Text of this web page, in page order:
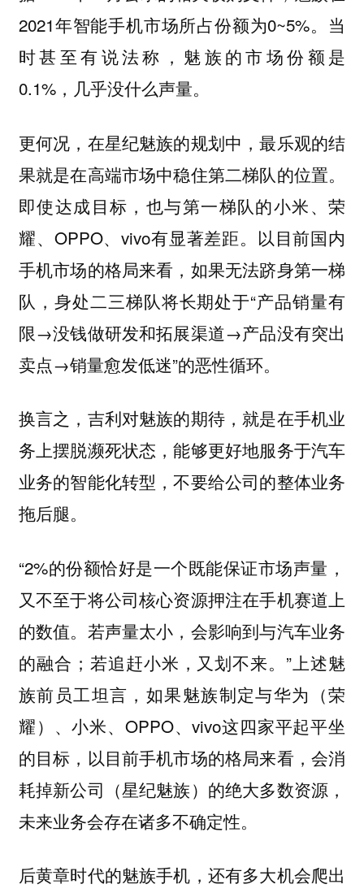
2021年智能手机市场所占份额为0~5%。当
时甚至有说法称，魅族的市场份额是
0.1%，几乎没什么声量。
更何况，在星纪魅族的规划中，最乐观的结
果就是在高端市场中稳住第二梯队的位置。
即使达成目标，也与第一梯队的小米、荣
耀、OPPO、vivo有显著差距。以目前国内
手机市场的格局来看，如果无法跻身第一梯
队，身处二三梯队将长期处于“产品销量有
限→没钱做研发和拓展渠道→产品没有突出
卖点→销量愈发低迷”的恶性循环。
换言之，吉利对魅族的期待，就是在手机业
务上摆脱濒死状态，能够更好地服务于汽车
业务的智能化转型，不要给公司的整体业务
拖后腿。
“2%的份额恰好是一个既能保证市场声量，
又不至于将公司核心资源押注在手机赛道上
的数值。若声量太小，会影响到与汽车业务
的融合；若追赶小米，又划不来。”上述魅
族前员工坦言，如果魅族制定与华为（荣
耀）、小米、OPPO、vivo这四家平起平坐
的目标，以目前手机市场的格局来看，会消
耗掉新公司（星纪魅族）的绝大多数资源，
未来业务会存在诸多不确定性。
后黄章时代的魅族手机，还有多大机会爬出